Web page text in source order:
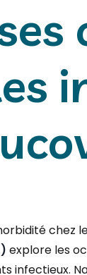
chez
explore les
infectieux.